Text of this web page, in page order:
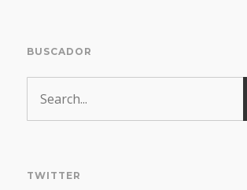
BUSCADOR
TWITTER